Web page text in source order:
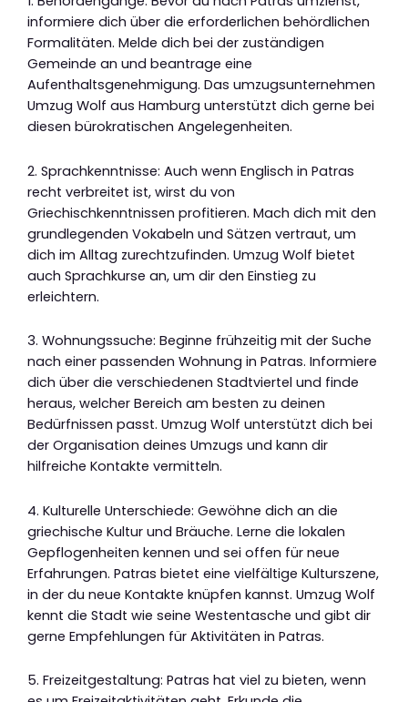
informiere dich über die erforderlichen behördlichen
Formalitäten. Melde dich bei der zuständigen
Gemeinde an und beantrage eine
Aufenthaltsgenehmigung. Das umzugsunternehmen
Umzug Wolf aus Hamburg unterstützt dich gerne bei
diesen bürokratischen Angelegenheiten.
2. Sprachkenntnisse: Auch wenn Englisch in Patras
recht verbreitet ist, wirst du von
Griechischkenntnissen profitieren. Mach dich mit den
grundlegenden Vokabeln und Sätzen vertraut, um
dich im Alltag zurechtzufinden. Umzug Wolf bietet
auch Sprachkurse an, um dir den Einstieg zu
erleichtern.
3. Wohnungssuche: Beginne frühzeitig mit der Suche
nach einer passenden Wohnung in Patras. Informiere
dich über die verschiedenen Stadtviertel und finde
heraus, welcher Bereich am besten zu deinen
Bedürfnissen passt. Umzug Wolf unterstützt dich bei
der Organisation deines Umzugs und kann dir
hilfreiche Kontakte vermitteln.
4. Kulturelle Unterschiede: Gewöhne dich an die
griechische Kultur und Bräuche. Lerne die lokalen
Gepflogenheiten kennen und sei offen für neue
Erfahrungen. Patras bietet eine vielfältige Kulturszene,
in der du neue Kontakte knüpfen kannst. Umzug Wolf
kennt die Stadt wie seine Westentasche und gibt dir
gerne Empfehlungen für Aktivitäten in Patras.
5. Freizeitgestaltung: Patras hat viel zu bieten, wenn